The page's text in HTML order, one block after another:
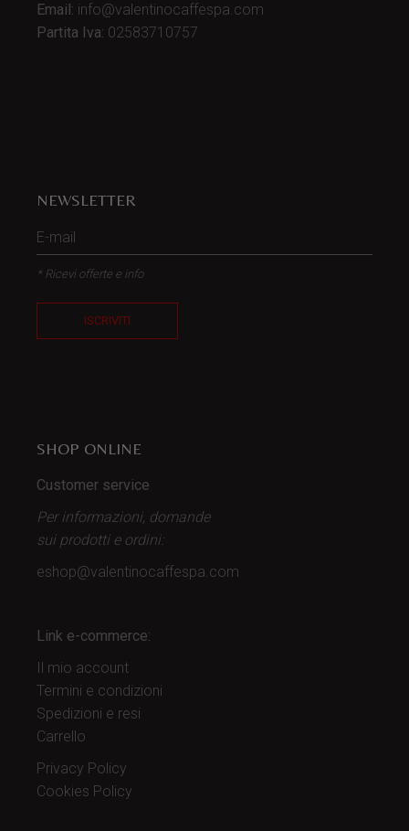
Email: info@valentinocaffespa.com
Partita Iva: 02583710757
NEWSLETTER
* Ricevi offerte e info
ISCRIVITI
SHOP ONLINE
Customer service
Per informazioni, domande
sui prodotti e ordini:
eshop@valentinocaffespa.com
Link e-commerce:
Il mio account
Termini e condizioni
Spedizioni e resi
Carrello
Privacy Policy
Cookies Policy